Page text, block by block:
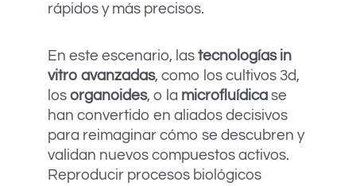
rápidos y más precisos.
En este escenario, las tecnologías in
vitro avanzadas, como los cultivos 3d,
los organoides, o la microfluídica se
han convertido en aliados decisivos
para reimaginar cómo se descubren y
validan nuevos compuestos activos.
Reproducir procesos biológicos